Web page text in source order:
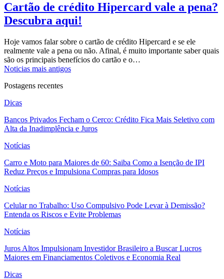
Cartão de crédito Hipercard vale a pena?
Descubra aqui!
Hoje vamos falar sobre o cartão de crédito Hipercard e se ele
realmente vale a pena ou não. Afinal, é muito importante saber quais
são os principais benefícios do cartão e o…
Noticias mais antigos
Postagens recentes
Dicas
Bancos Privados Fecham o Cerco: Crédito Fica Mais Seletivo com
Alta da Inadimplência e Juros
Notícias
Carro e Moto para Maiores de 60: Saiba Como a Isenção de IPI
Reduz Preços e Impulsiona Compras para Idosos
Notícias
Celular no Trabalho: Uso Compulsivo Pode Levar à Demissão?
Entenda os Riscos e Evite Problemas
Notícias
Juros Altos Impulsionam Investidor Brasileiro a Buscar Lucros
Maiores em Financiamentos Coletivos e Economia Real
Dicas